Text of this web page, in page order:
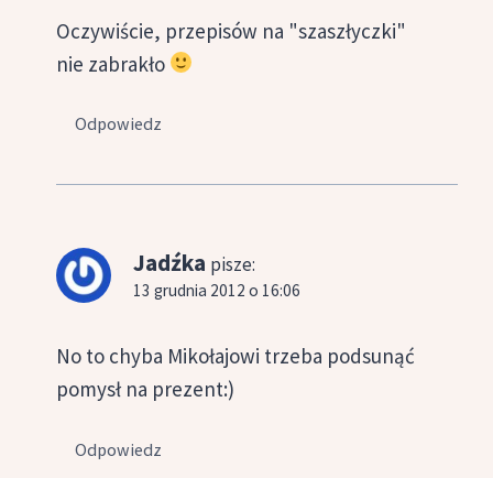
Oczywiście, przepisów na "szaszłyczki"
nie zabrakło
Odpowiedz
Jadźka pisze:
13 grudnia 2012 o 16:06
No to chyba Mikołajowi trzeba podsunąć
pomysł na prezent:)
Odpowiedz